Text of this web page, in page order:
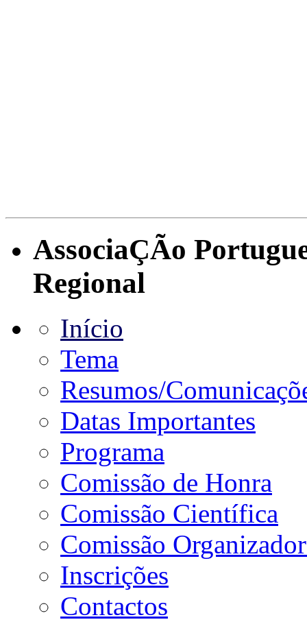
AssociaÇÃo
Regional
Início
Tema
Resumos/
Datas Importantes
Programa
Comissão de Honra
Comissão Científica
Comissão
Inscrições
Contactos